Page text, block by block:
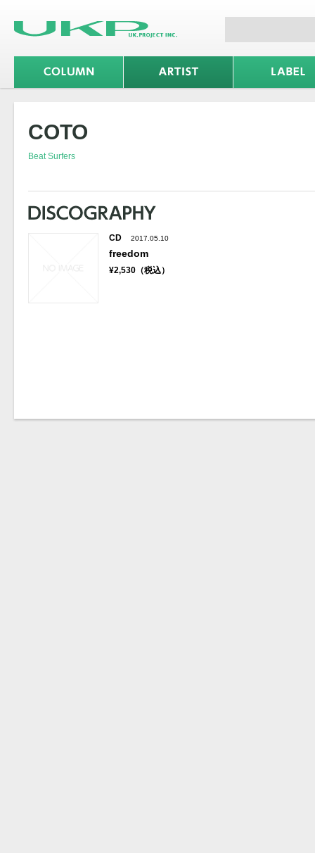
COTO
Beat Surfers
CD 2017.05.10
freedom
¥2,530（税込）